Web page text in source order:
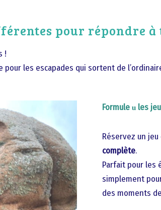
pour répondre à
!
pour les escapades qui sortent de
Formule u les
Réservez un
complète.
Parfait pour les
simplement
des moments de